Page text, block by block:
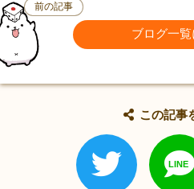
前の記事
ブログ一覧
この記事